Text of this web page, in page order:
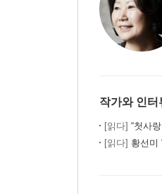
작가와 인터
[읽다] “첫사
[읽다] 황선미